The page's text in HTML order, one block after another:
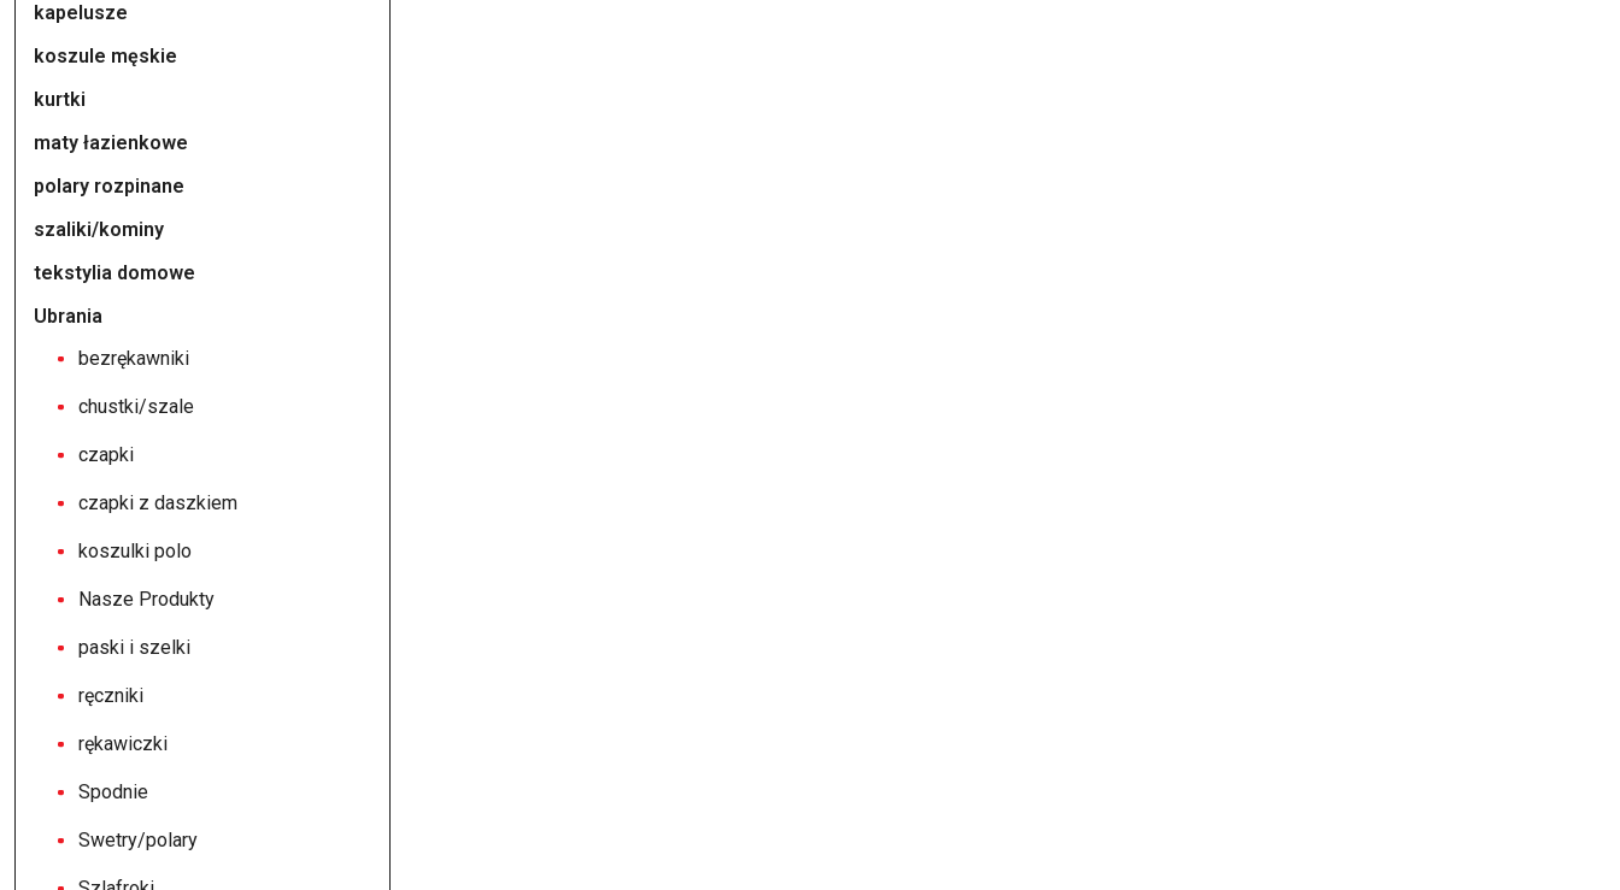
kapelusze
koszule męskie
kurtki
maty łazienkowe
polary rozpinane
szaliki/kominy
tekstylia domowe
Ubrania
bezrękawniki
chustki/szale
czapki
czapki z daszkiem
koszulki polo
Nasze Produkty
paski i szelki
ręczniki
rękawiczki
Spodnie
Swetry/polary